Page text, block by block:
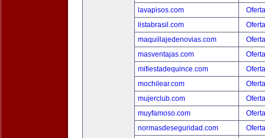
lavapisos.com
listabrasil.com
maquillajedenovias.com
masventajas.com
mifiestadequince.com
mochilear.com
mujerclub.com
muyfamoso.com
normasdeseguridad.com